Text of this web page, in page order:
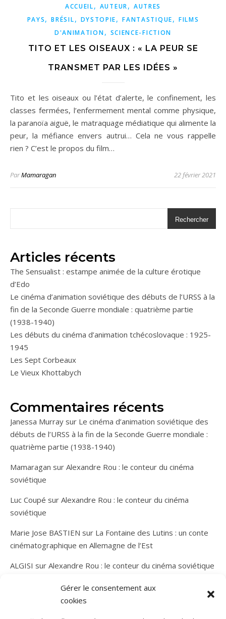
Gérer le consentement aux
cookies
ACCUEIL, AUTEUR, AUTRES
PAYS,BRÉSIL, DYSTOPIE,FANTASTIQUE, FILMS
D'ANIMATION, SCIENCE-FICTION
TITO ET LES OISEAUX : « LA PEUR SE
TRANSMET PAR LES IDÉES »
Tito et les oiseaux ou l’état d’alerte, le confinement, les
classes fermées, l’enfermement mental comme physique,
la paranoïa aiguë, le matraquage médiatique qui alimente la
peur, la méfiance envers autrui… Cela ne vous rappelle
rien ? C’est le propos du film…
ParMamaragan 22 février 2021
Rechercher
Articles récents
The Sensualist : estampe animée de la culture érotique
d’Edo
Le cinéma d’animation soviétique des débuts de l’URSS à la
fin de la Seconde Guerre mondiale : quatrième partie
(1938-1940)
Les débuts du cinéma d’animation tchécoslovaque : 1925-
1945
Les Sept Corbeaux
Le Vieux Khottabych
Commentaires récents
Janessa Murray sur Le cinéma d’animation soviétique des
débuts de l’URSS à la fin de la Seconde Guerre mondiale :
quatrième partie (1938-1940)
Mamaragan sur Alexandre Rou : le conteur du cinéma
soviétique
Luc Coupé sur Alexandre Rou : le conteur du cinéma
soviétique
Marie Jose BASTIEN sur La Fontaine des Lutins : un conte
cinématographique en Allemagne de l’Est
ALGISI sur Alexandre Rou : le conteur du cinéma soviétique